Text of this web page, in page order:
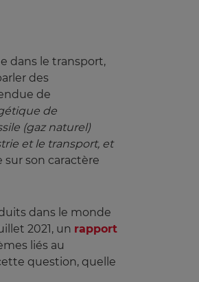
dans le transport,
des
de
de
(gaz naturel)
et le transport, et
sur son caractère
dans le monde
2021, un rapport
liés au
question, quelle